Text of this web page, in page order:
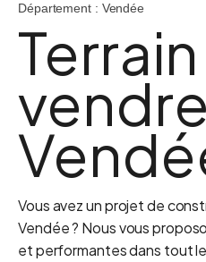
Département : Vendée
vendre
Vous avez un projet de
Vendée ? Nous vous
et performantes dans tout